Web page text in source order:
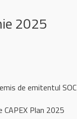
2025
de emitentul
Plan 2025